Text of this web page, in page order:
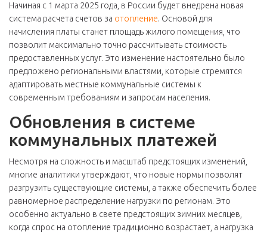
Начиная с 1 марта 2025 года, в России будет внедрена новая
система расчета счетов за отопление. Основой для
начисления платы станет площадь жилого помещения, что
позволит максимально точно рассчитывать стоимость
предоставленных услуг. Это изменение настоятельно было
предложено региональными властями, которые стремятся
адаптировать местные коммунальные системы к
современным требованиям и запросам населения.
Обновления в системе
коммунальных платежей
Несмотря на сложность и масштаб предстоящих изменений,
многие аналитики утверждают, что новые нормы позволят
разгрузить существующие системы, а также обеспечить более
равномерное распределение нагрузки по регионам. Это
особенно актуально в свете предстоящих зимних месяцев,
когда спрос на отопление традиционно возрастает, а нагрузка